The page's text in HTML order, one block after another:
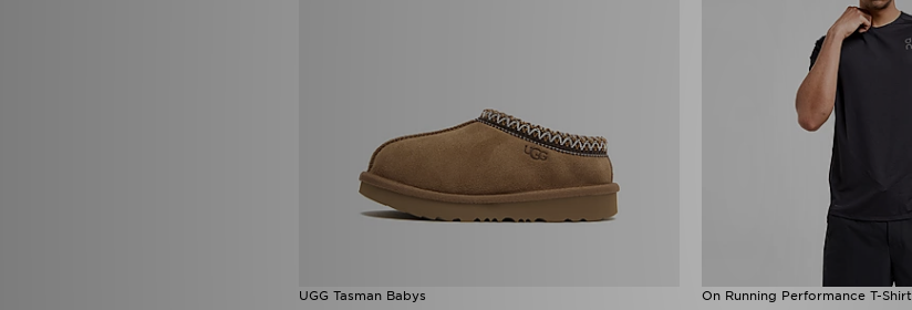
UGG Tasman Babys On Running Performance T-Shirt